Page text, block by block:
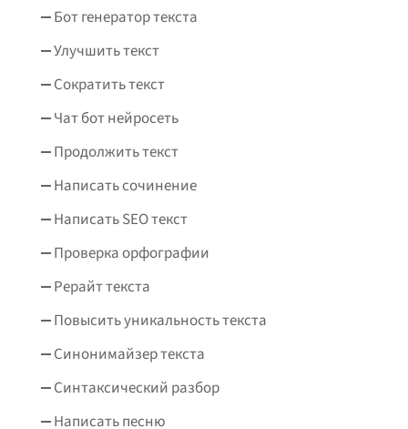
Бот генератор текста
Улучшить текст
Сократить текст
Чат бот нейросеть
Продолжить текст
Написать сочинение
Написать SEO текст
Проверка орфографии
Рерайт текста
Повысить уникальность текста
Синонимайзер текста
Синтаксический разбор
Написать песню